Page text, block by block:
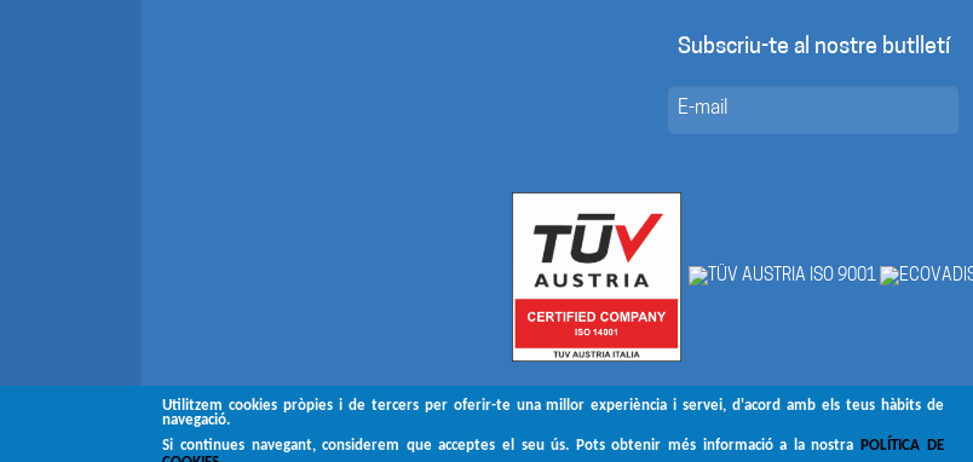
Utilitzem cookies pròpies i de tercers per oferir-te una millor experiència i servei, d'acord amb els teus hàbits de
navegació.
Si continues navegant, considerem que acceptes el seu ús. Pots obtenir més informació a la nostra
POLÍTICA DE
Subscriu-te al nostre butlletí